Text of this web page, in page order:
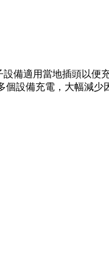
備適用當地插頭以
設備充電，大幅減